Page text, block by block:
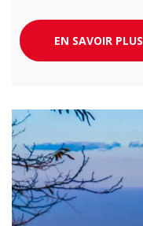
EN SAVOIR PLUS